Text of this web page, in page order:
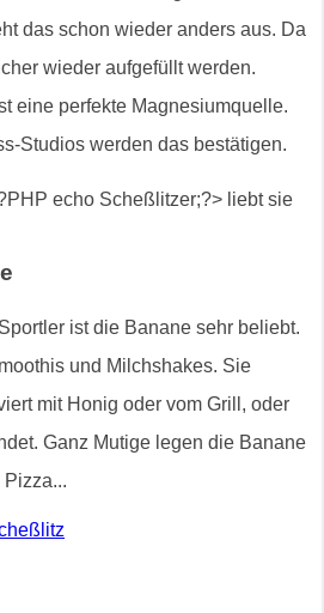
das schon wieder anders aus. Da
wieder aufgefüllt werden.
eine perfekte Magnesiumquelle.
Studios werden das bestätigen.
ist die Banane sehr beliebt.
und Milchshakes. Sie
mit Honig oder vom Grill, oder
Ganz Mutige legen die Banane